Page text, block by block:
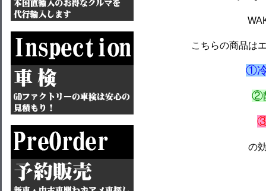
こちらの商品は
①
②
③
の